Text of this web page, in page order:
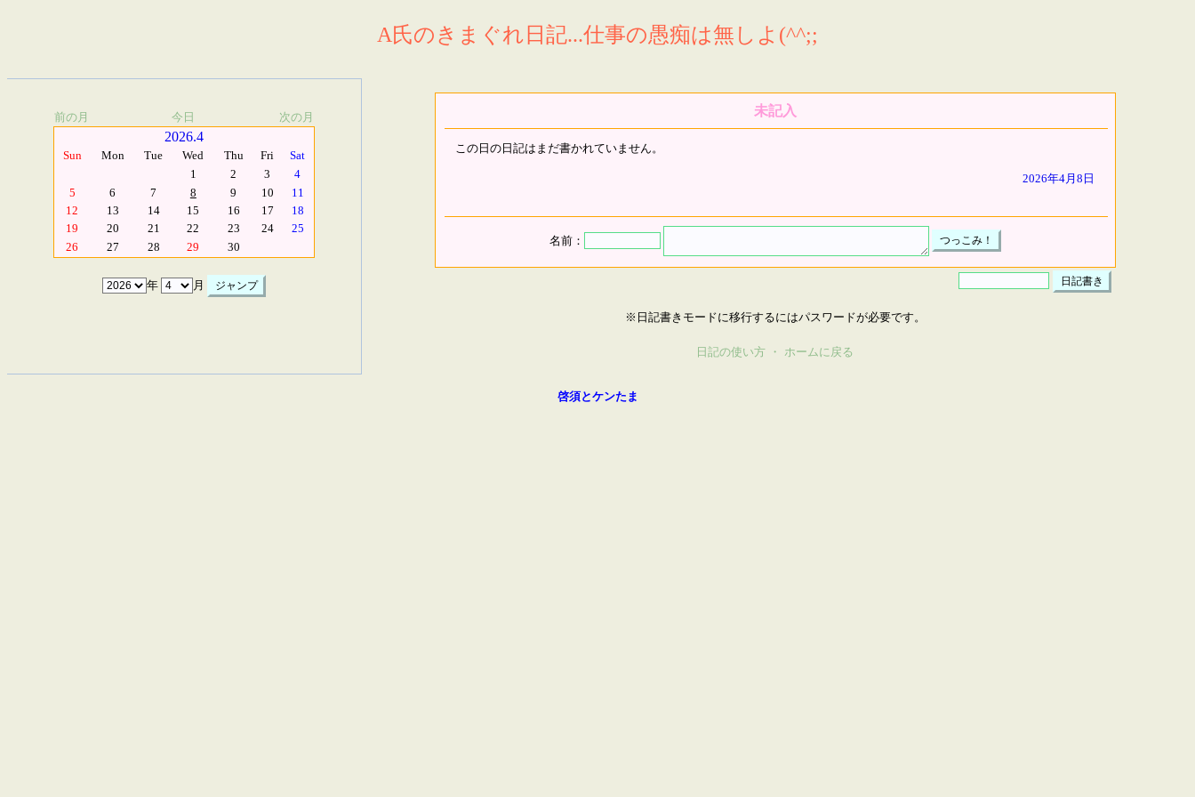
A氏のきまぐれ日記...仕事の愚痴は無しよ(^^;;
前の月 今日 次の月
2026.4
Sun Mon Tue Wed Thu Fri
Sat
1
2 3
4
5
6 7 8 9 10
11
12
13 14 15 16 17
18
19
20 21 22 23 24
25
26
27 28 29 30
年 月
未記入
この日の日記はまだ書かれていません。
2026年4月8日
名前：
※日記書きモードに移行するにはパスワードが必要です。
日記の使い方 ・ ホームに戻る
啓須とケンたま